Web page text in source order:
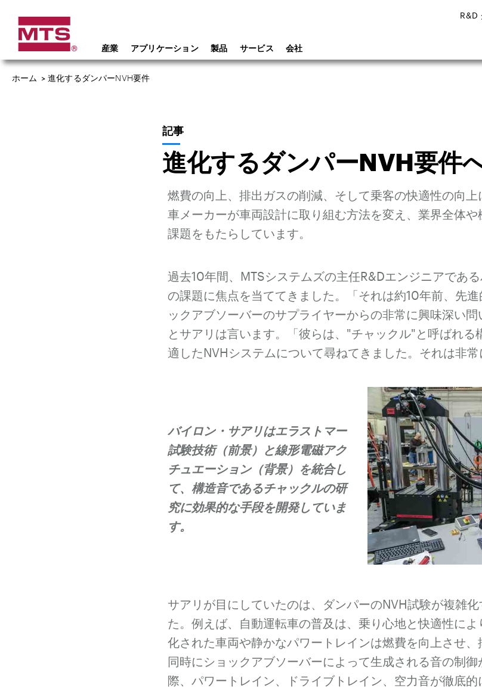
産業 アプリケーション 製品 サービス 会社
R&D
ホーム >進化するダンパーNVH要件
記事
進化するダンパーNVH要件
燃費の向上、排出ガスの削減、そして乗客の快適性の向
車メーカーが車両設計に取り組む方法を変え、業界全体
課題をもたらしています。
過去10年間、MTSシステムズの主任R&Dエンジニアであ
の課題に焦点を当ててきました。「それは約10年前、先
ックアブソーバーのサプライヤーからの非常に興味深い問
とサアリは言います。「彼らは、"チャックル"と呼ばれる
適したNVHシステムについて尋ねてきました。それは非常
バイロン・サアリはエラストマー
試験技術（前景）と線形電磁アク
チュエーション（背景）を統合し
て、構造音であるチャックルの研
究に効果的な手段を開発していま
す。
サアリが目にしていたのは、ダンパーのNVH試験が複雑
た。例えば、自動運転車の普及は、乗り心地と快適性に
化された車両や静かなパワートレインは燃費を向上させ、
同時にショックアブソーバーによって生成される音の制
際、パワートレイン、ドライブトレイン、空力音が徹底